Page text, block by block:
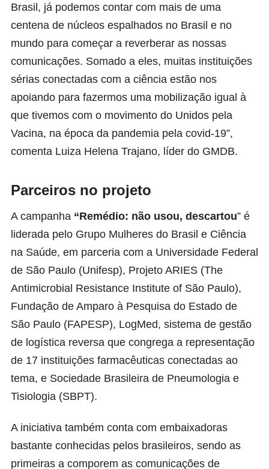
Brasil, já podemos contar com mais de uma
centena de núcleos espalhados no Brasil e no
mundo para começar a reverberar as nossas
comunicações. Somado a eles, muitas instituições
sérias conectadas com a ciência estão nos
apoiando para fazermos uma mobilização igual à
que tivemos com o movimento do Unidos pela
Vacina, na época da pandemia pela covid-19”,
comenta Luiza Helena Trajano, líder do GMDB.
Parceiros no projeto
A campanha “Remédio: não usou, descartou” é
liderada pelo Grupo Mulheres do Brasil e Ciência
na Saúde, em parceria com a Universidade Federal
de São Paulo (Unifesp), Projeto ARIES (The
Antimicrobial Resistance Institute of São Paulo),
Fundação de Amparo à Pesquisa do Estado de
São Paulo (FAPESP), LogMed, sistema de gestão
de logística reversa que congrega a representação
de 17 instituições farmacêuticas conectadas ao
tema, e Sociedade Brasileira de Pneumologia e
Tisiologia (SBPT).
A iniciativa também conta com embaixadoras
bastante conhecidas pelos brasileiros, sendo as
primeiras a comporem as comunicações de